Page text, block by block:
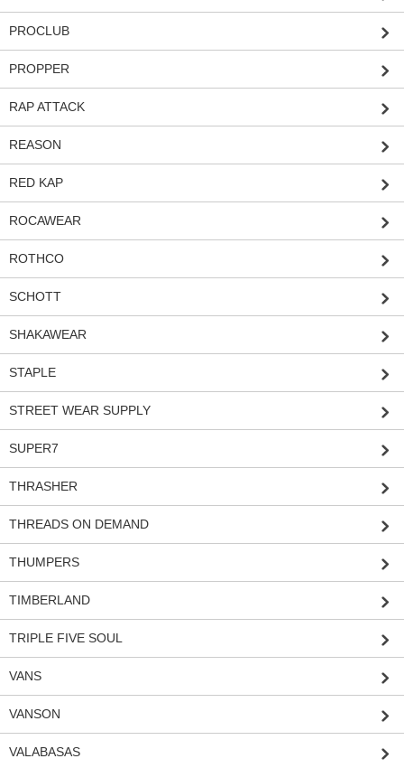
PROCLUB
PROPPER
RAP ATTACK
REASON
RED KAP
ROCAWEAR
ROTHCO
SCHOTT
SHAKAWEAR
STAPLE
STREET WEAR SUPPLY
SUPER7
THRASHER
THREADS ON DEMAND
THUMPERS
TIMBERLAND
TRIPLE FIVE SOUL
VANS
VANSON
VALABASAS